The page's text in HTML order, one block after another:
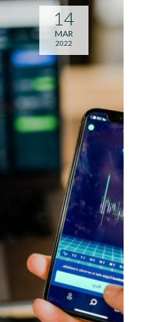
14
MAR
2022